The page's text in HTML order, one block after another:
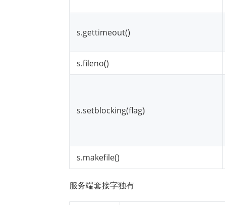
s.gettimeout()
s.fileno()
s.setblocking(flag)
s.makefile()
服务端套接字独有